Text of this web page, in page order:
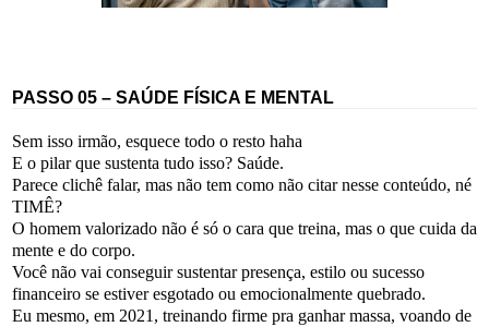
PASSO 05 – SAÚDE FÍSICA E MENTAL
Sem isso irmão, esquece todo o resto haha
E o pilar que sustenta tudo isso? Saúde.
Parece clichê falar, mas não tem como não citar nesse conteúdo, né
TIMÊ?
O homem valorizado não é só o cara que treina, mas o que cuida da
mente e do corpo.
Você não vai conseguir sustentar presença, estilo ou sucesso
financeiro se estiver esgotado ou emocionalmente quebrado.
Eu mesmo, em 2021, treinando firme pra ganhar massa, voando de